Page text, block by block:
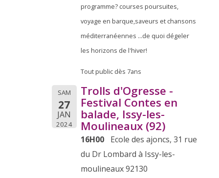
programme? courses poursuites,
voyage en barque,saveurs et chansons
méditerranéennes ...de quoi dégeler
les horizons de l'hiver!
Tout public dès 7ans
SAM
27
JAN
2024
Trolls d'Ogresse -
Festival Contes en
balade, Issy-les-
Moulineaux (92)
16H00
Ecole des ajoncs, 31 rue
du Dr Lombard à Issy-les-
moulineaux 92130